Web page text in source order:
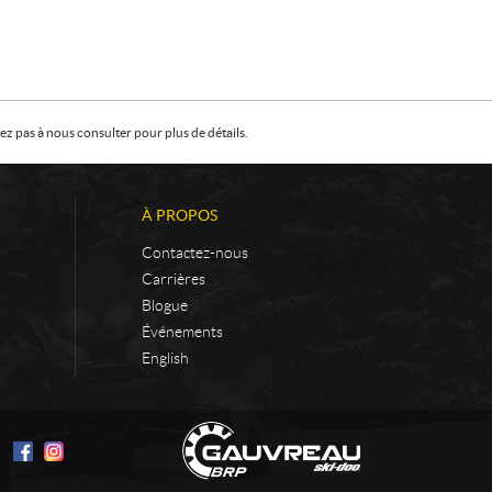
pas à nous consulter pour plus de détails.
À PROPOS
Contactez-nous
Carrières
Blogue
Événements
English